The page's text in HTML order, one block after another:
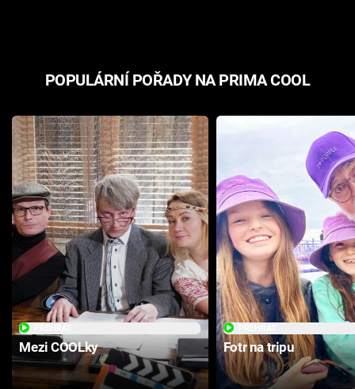
POPULÁRNÍ POŘADY NA PRIMA COOL
Mezi COOLky Fotr na tripu